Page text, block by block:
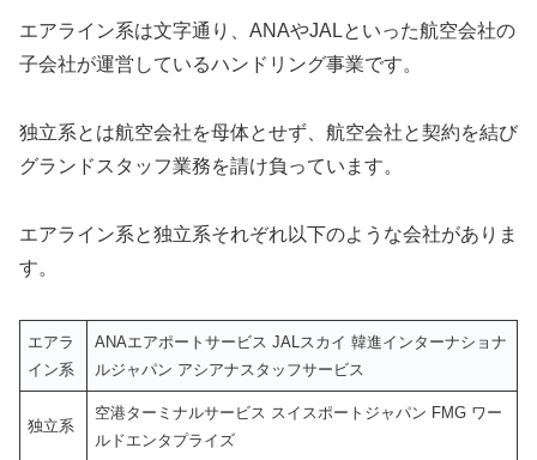
エアライン系は文字通り、ANAやJALといった航空会社の
子会社が運営しているハンドリング事業です。
独立系とは航空会社を母体とせず、航空会社と契約を結び
グランドスタッフ業務を請け負っています。
エアライン系と独立系それぞれ以下のような会社がありま
す。
エアラ
イン系
ANAエアポートサービス JALスカイ 韓進インターナショナ
ルジャパン アシアナスタッフサービス
独立系
空港ターミナルサービス スイスポートジャパン FMG ワー
ルドエンタプライズ